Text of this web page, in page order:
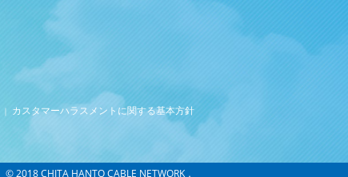
｜ カスタマーハラスメントに関する基本方針
© 2018 CHITA HANTO CABLE NETWORK．